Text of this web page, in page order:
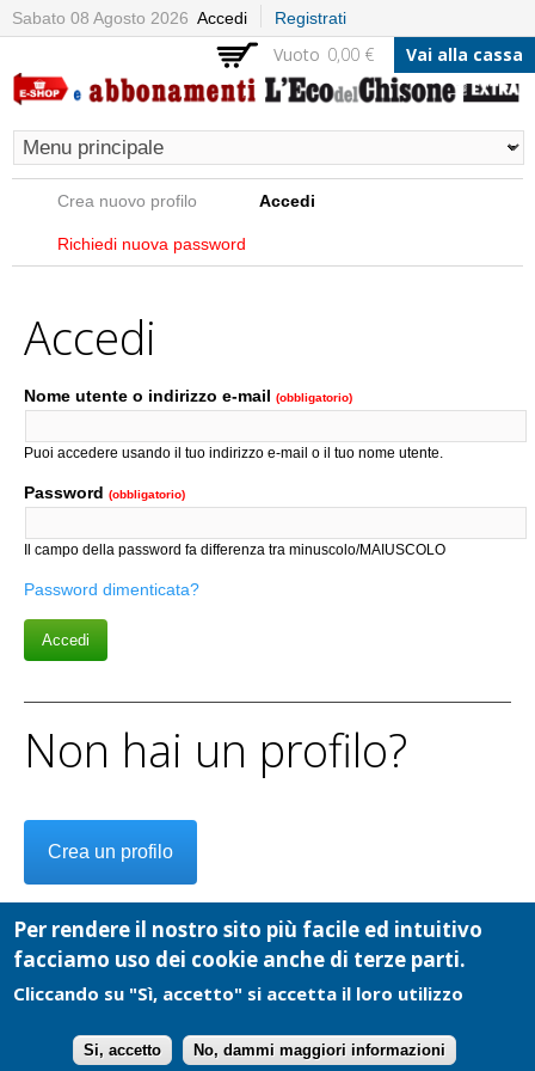
Salta al
contenuto
principale
Sabato 08 Agosto 2026 Accedi Registrati
Vuoto 0,00 € Vai alla cassa
Schede primarie
Crea nuovo profilo Accedi
Richiedi nuova password
Accedi
Nome utente o indirizzo e-mail (obbligatorio)
Puoi accedere usando il tuo indirizzo e-mail o il tuo nome utente.
Password (obbligatorio)
Il campo della password fa differenza tra minuscolo/MAIUSCOLO
Password dimenticata?
Non hai un profilo?
Crea un profilo
2026 - Tutti i diritti riservati -info@ecodelchisone.it-Privacy
Per rendere il nostro sito più facile ed intuitivo
facciamo uso dei cookie anche di terze parti.
Cliccando su "Sì, accetto" si accetta il loro utilizzo
Si, accetto No, dammi maggiori informazioni